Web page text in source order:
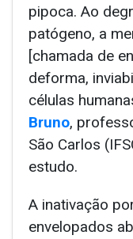
pipoca. Ao
patógeno, a
[chamada de
deforma,
células
Bruno,
São Carlos
estudo.
A inativação
envelopados